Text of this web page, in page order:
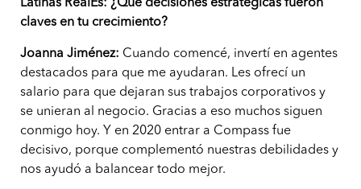
Latinas RealEs: ¿Qué decisiones estratégicas fueron
claves en tu crecimiento?
Joanna Jiménez: Cuando comencé, invertí en agentes
destacados para que me ayudaran. Les ofrecí un
salario para que dejaran sus trabajos corporativos y
se unieran al negocio. Gracias a eso muchos siguen
conmigo hoy. Y en 2020 entrar a Compass fue
decisivo, porque complementó nuestras debilidades y
nos ayudó a balancear todo mejor.